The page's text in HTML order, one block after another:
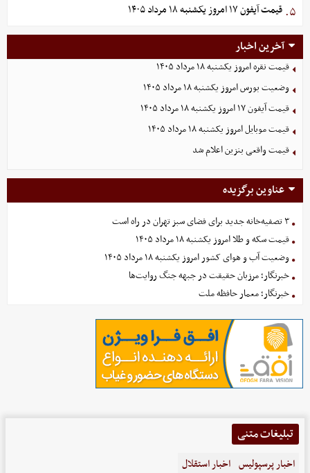
۵. قیمت آیفون ۱۷ امروز یکشنبه ۱۸ مرداد ۱۴۰۵
آخرین اخبار
قیمت نقره امروز یکشنبه ۱۸ مرداد ۱۴۰۵
وضعیت بورس امروز یکشنبه ۱۸ مرداد ۱۴۰۵
قیمت آیفون ۱۷ امروز یکشنبه ۱۸ مرداد ۱۴۰۵
قیمت موبایل‌ امروز یکشنبه ۱۸ مرداد ۱۴۰۵
قیمت واقعی بنزین اعلام شد
عناوین برگزیده
۳ تصفیه‌خانه جدید برای فضای سبز تهران در راه است
قیمت سکه و طلا امروز یکشنبه ۱۸ مرداد ۱۴۰۵
وضعیت آب و هوای کشور امروز یکشنبه ۱۸ مرداد ۱۴۰۵
خبرنگار؛ مرزبان حقیقت در جبهه جنگ روایت‌ها
خبرنگار؛ معمار حافظه ملت
تبلیغات متنی
اخبار پرسپولیس اخبار استقلال